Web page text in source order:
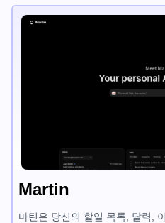
Martin
마틴은 당신의 할일 목록, 달력,